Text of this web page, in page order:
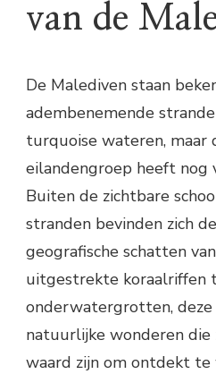
van de
De Malediven staan
adembenemende
turquoise wateren, maar
eilandengroep heeft nog
Buiten de zichtbare
stranden bevinden zich
geografische schatten
uitgestrekte koraalriffen
onderwatergrotten, deze
natuurlijke wonderen die
waard zijn om ontdekt te